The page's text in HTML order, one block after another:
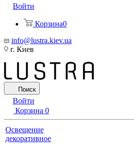
Войти
Корзина0
info@lustra.kiev.ua
г. Киев
Поиск
Войти
Корзина 0
Освещение
декоративное